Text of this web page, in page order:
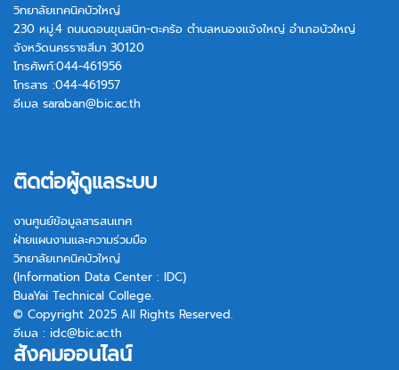
วิทยาลัยเทคนิคบัวใหญ่
230 หมู่.4 ถนนดอนขุนสนิท-ตะคร้อ ตำบลหนองแจ้งใหญ่ อำเภอบัวใหญ่
จังหวัดนครราชสีมา 30120
โทรศัพท์:044-461956
โทรสาร :044-461957
อีเมล saraban@bic.ac.th
ติดต่อผู้ดูแลระบบ
งานศูนย์ข้อมูลสารสนเทศ
ฝ่ายแผนงานและความร่วมมือ
วิทยาลัยเทคนิคบัวใหญ่
(Information Data Center : IDC)
BuaYai Technical College.
© Copyright 2025 All Rights Reserved.
อีเมล : idc@bic.ac.th
สังคมออนไลน์